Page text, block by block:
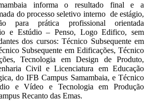
informa o resultado final e a
do processo seletivo interno de estágio,
para prática profissional orientada
e Estúdio – Penso, Logo Edifico, sem
dos cursos: Técnico Subsequente em
Subsequente em Edificações, Técnico
Tecnologia em Design de Produto,
Civil e Licenciatura em Educação
do IFB Campus Samambaia, e Técnico
e Vídeo e Tecnologia em Produção
Recanto das Emas.